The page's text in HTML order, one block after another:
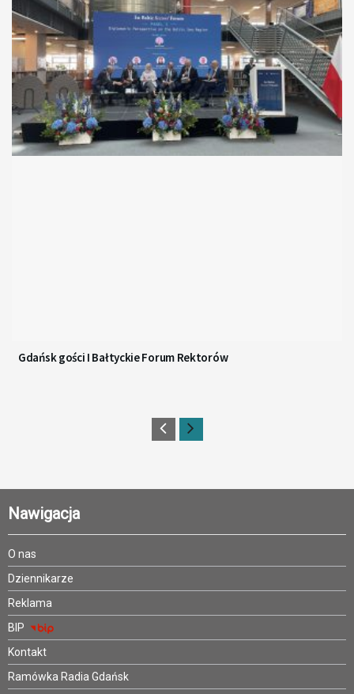
Gdańsk gości I Bałtyckie Forum Rektorów
Nawigacja
O nas
Dziennikarze
Reklama
BIP
Kontakt
Ramówka Radia Gdańsk